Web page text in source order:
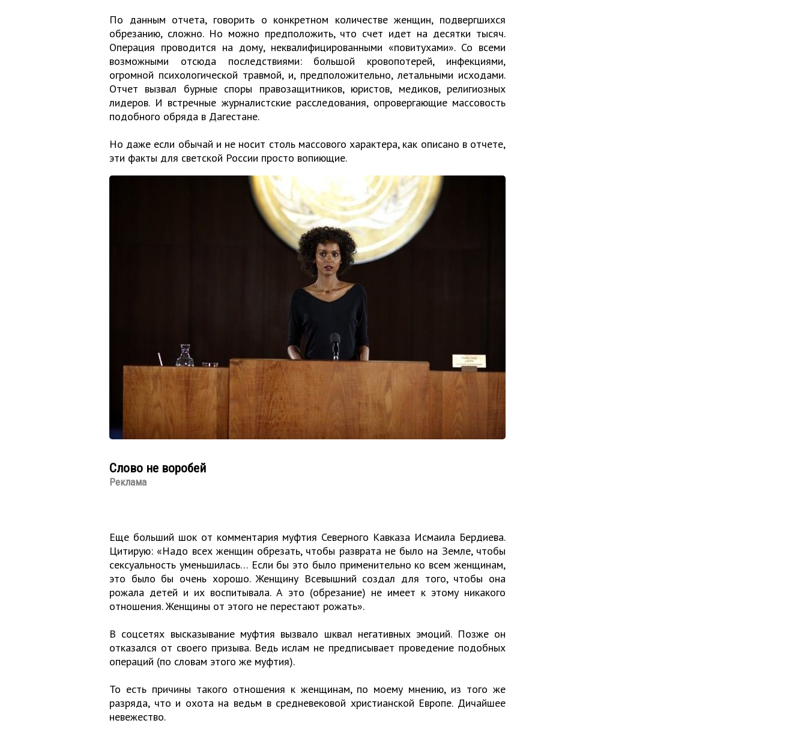
По данным отчета, говорить о конкретном количестве женщин, подвергшихся
обрезанию, сложно. Но можно предположить, что счет идет на десятки тысяч.
Операция проводится на дому, неквалифицированными «повитухами». Со всеми
возможными отсюда последствиями: большой кровопотерей, инфекциями,
огромной психологической травмой, и, предположительно, летальными исходами.
Отчет вызвал бурные споры правозащитников, юристов, медиков, религиозных
лидеров. И встречные журналистские расследования, опровергающие массовость
подобного обряда в Дагестане.
Но даже если обычай и не носит столь массового характера, как описано в отчете,
эти факты для светской России просто вопиющие.
Слово не воробей
Реклама
Еще больший шок от комментария муфтия Северного Кавказа Исмаила Бердиева.
Цитирую: «Надо всех женщин обрезать, чтобы разврата не было на Земле, чтобы
сексуальность уменьшилась… Если бы это было применительно ко всем женщинам,
это было бы очень хорошо. Женщину Всевышний создал для того, чтобы она
рожала детей и их воспитывала. А это (обрезание) не имеет к этому никакого
отношения. Женщины от этого не перестают рожать».
В соцсетях высказывание муфтия вызвало шквал негативных эмоций. Позже он
отказался от своего призыва. Ведь ислам не предписывает проведение подобных
операций (по словам этого же муфтия).
То есть причины такого отношения к женщинам, по моему мнению, из того же
разряда, что и охота на ведьм в средневековой христианской Европе. Дичайшее
невежество.